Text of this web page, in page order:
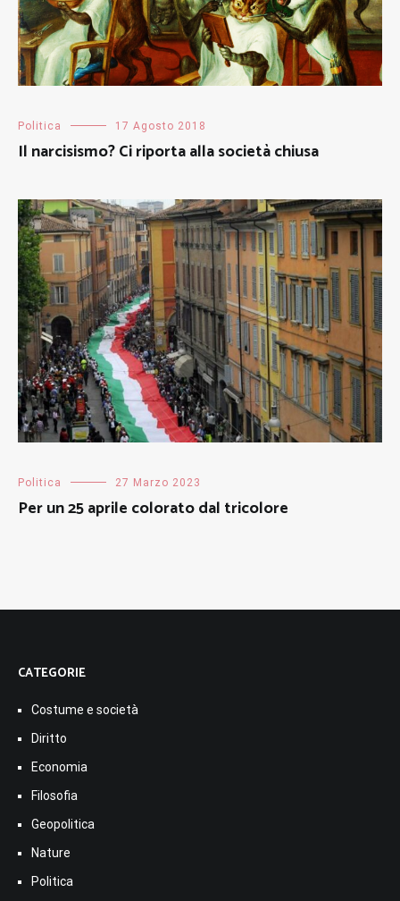
Politica 17 Agosto 2018
Il narcisismo? Ci riporta alla società chiusa
Politica 27 Marzo 2023
Per un 25 aprile colorato dal tricolore
CATEGORIE
Costume e società
Diritto
Economia
Filosofia
Geopolitica
Nature
Politica